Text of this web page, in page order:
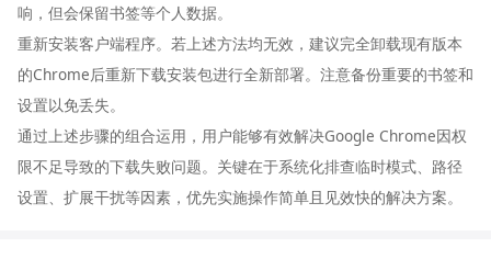
响，但会保留书签等个人数据。
重新安装客户端程序。若上述方法均无效，建议完全卸载现有版本
的Chrome后重新下载安装包进行全新部署。注意备份重要的书签和
设置以免丢失。
通过上述步骤的组合运用，用户能够有效解决Google Chrome因权
限不足导致的下载失败问题。关键在于系统化排查临时模式、路径
设置、扩展干扰等因素，优先实施操作简单且见效快的解决方案。